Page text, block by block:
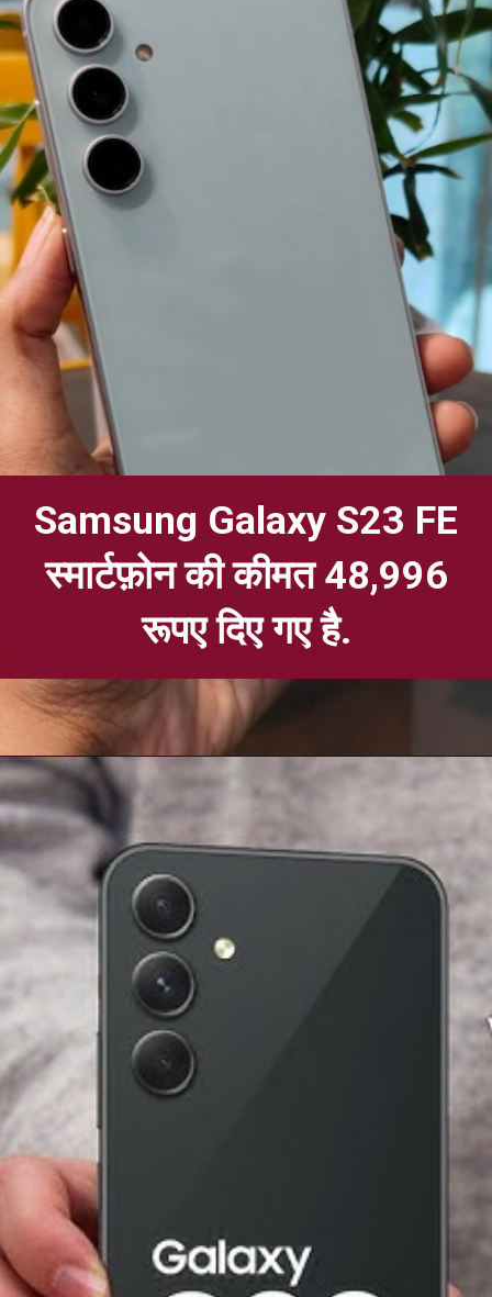
Samsung Galaxy S23 FE
स्मार्टफ़ोन की कीमत 48,996
रूपए दिए गए है.